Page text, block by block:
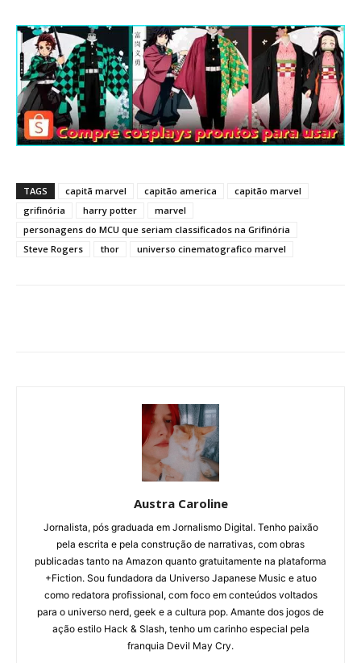
TAGS capitã marvel capitão america
capitão marvel
grifinória
harry potter
marvel
personagens do MCU que seriam classificados na Grifinória
Steve Rogers
thor universo cinematografico marvel
Austra Caroline
Jornalista, pós graduada em Jornalismo Digital. Tenho paixão
pela escrita e pela construção de narrativas, com obras
publicadas tanto na Amazon quanto gratuitamente na plataforma
+Fiction. Sou fundadora da Universo Japanese Music e atuo
como redatora profissional, com foco em conteúdos voltados
para o universo nerd, geek e a cultura pop. Amante dos jogos de
ação estilo Hack & Slash, tenho um carinho especial pela
franquia Devil May Cry.